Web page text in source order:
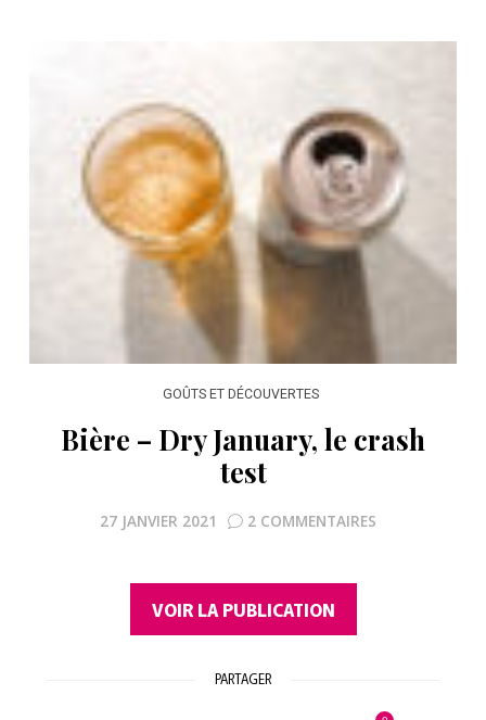
GOÛTS ET DÉCOUVERTES
Bière – Dry January, le crash
test
27 JANVIER 2021 2 COMMENTAIRES
VOIR LA PUBLICATION
PARTAGER